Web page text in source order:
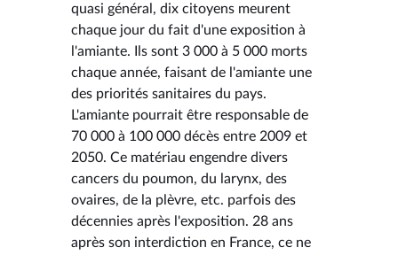
quasi général, dix citoyens meurent
chaque jour du fait d'une exposition à
l'amiante. Ils sont 3 000 à 5 000 morts
chaque année, faisant de l'amiante une
des priorités sanitaires du pays.
L'amiante pourrait être responsable de
70 000 à 100 000 décès entre 2009 et
2050. Ce matériau engendre divers
cancers du poumon, du larynx, des
ovaires, de la plèvre, etc. parfois des
décennies après l'exposition. 28 ans
après son interdiction en France, ce ne